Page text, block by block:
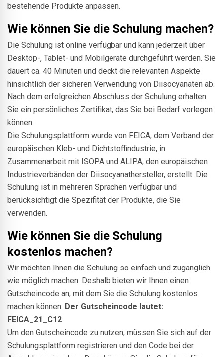
bestehende Produkte anpassen.
Wie können Sie die Schulung machen?
Die Schulung ist online verfügbar und kann jederzeit über
Desktop-, Tablet- und Mobilgeräte durchgeführt werden. Sie
dauert ca. 40 Minuten und deckt die relevanten Aspekte
hinsichtlich der sicheren Verwendung von Diisocyanaten ab.
Nach dem erfolgreichen Abschluss der Schulung erhalten
Sie ein persönliches Zertifikat, das Sie bei Bedarf vorlegen
können.
Die Schulungsplattform wurde von FEICA, dem Verband der
europäischen Kleb- und Dichtstoffindustrie, in
Zusammenarbeit mit ISOPA und ALIPA, den europäischen
Industrieverbänden der Diisocyanathersteller, erstellt. Die
Schulung ist in mehreren Sprachen verfügbar und
berücksichtigt die Spezifität der Produkte, die Sie
verwenden.
Wie können Sie die Schulung
kostenlos machen?
Wir möchten Ihnen die Schulung so einfach und zugänglich
wie möglich machen. Deshalb bieten wir Ihnen einen
Gutscheincode an, mit dem Sie die Schulung kostenlos
machen können. Der Gutscheincode lautet:
FEICA_21_C12
Um den Gutscheincode zu nutzen, müssen Sie sich auf der
Schulungsplattform registrieren und den Code bei der